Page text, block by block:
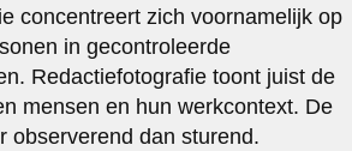
concentreert zich voornamelijk op
in gecontroleerde
Redactiefotografie toont juist de
mensen en hun werkcontext. De
observerend dan sturend.